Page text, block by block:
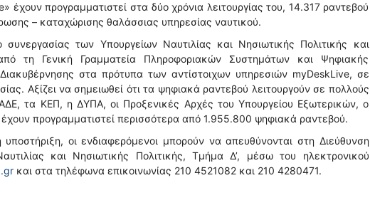
έχουν προγραμματιστεί στα δύο χρόνια λειτουργίας του, 14.317 ραντεβού
– καταχώρισης θαλάσσιας υπηρεσίας ναυτικού.
των Υπουργείων Ναυτιλίας και Νησιωτικής Πολιτικής και
τη Γενική Γραμματεία Πληροφοριακών Συστημάτων και Ψηφιακής
στα πρότυπα των αντίστοιχων υπηρεσιών myDeskLive, σε
Αξίζει να σημειωθεί ότι τα ψηφιακά ραντεβού λειτουργούν σε πολλούς
τα ΚΕΠ, η ΔΥΠΑ, οι Προξενικές Αρχές του Υπουργείου Εξωτερικών, ο
προγραμματιστεί περισσότερα από 1.955.800 ψηφιακά ραντεβού.
υποστήριξη, οι ενδιαφερόμενοι μπορούν να απευθύνονται στη Διεύθυνση
και Νησιωτικής Πολιτικής, Τμήμα Δ’, μέσω του ηλεκτρονικού
και στα τηλέφωνα επικοινωνίας 210 4521082 και 210 4280471.